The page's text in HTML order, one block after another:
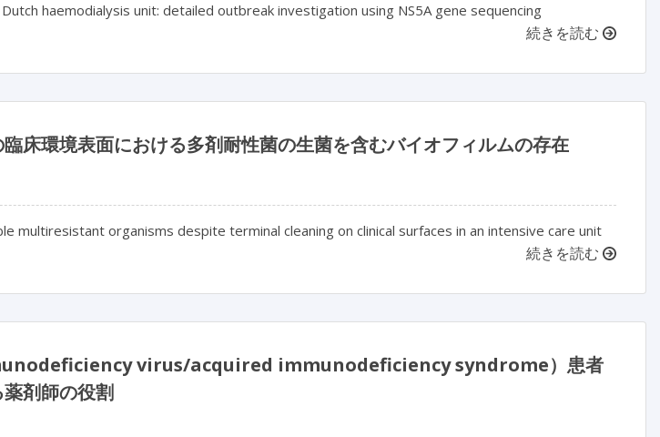
haemodialysis unit: detailed outbreak investigation using NS5A gene sequencing
続きを読む
床環境表面における多剤耐性菌の生菌を含むバイオフィルムの存在
multiresistant organisms despite terminal cleaning on clinical surfaces in an intensive care unit
続きを読む
virus/acquired immunodeficiency syndrome）患者
剤師の役割